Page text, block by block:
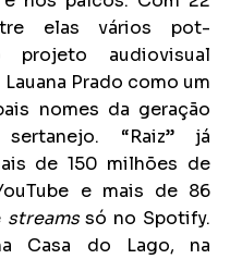
elas vários pot-
projeto audiovisual
Prado como um
nomes da geração
“Raiz” já
e mais de 86
streams só no Spotify.
Casa do Lago, na